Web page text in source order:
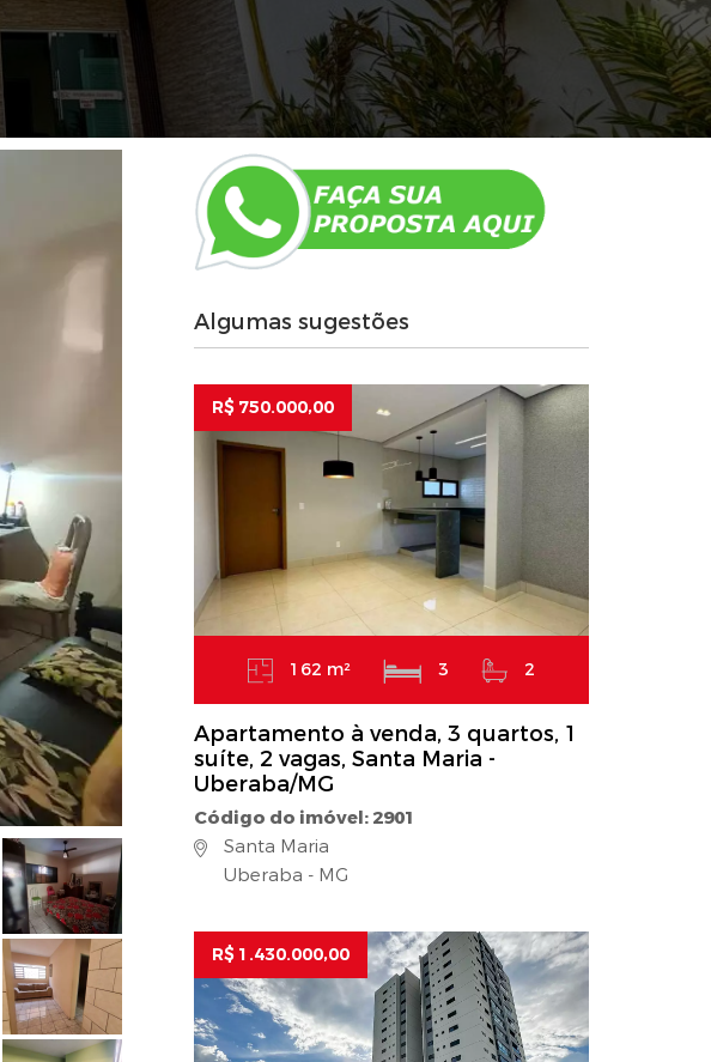
Algumas sugestões
R$ 750.000,00
162 m² 3 2
Apartamento à venda, 3 quartos, 1
suíte, 2 vagas, Santa Maria -
Uberaba/MG
Código do imóvel: 2901
Santa Maria
Uberaba - MG
R$ 1.430.000,00